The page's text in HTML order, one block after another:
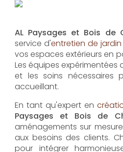
AL Paysages et Bois de